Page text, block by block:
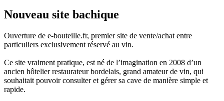
Nouveau site bachique
Ouverture de e-bouteille.fr, premier site de vente/achat entre
particuliers exclusivement réservé au vin.
Ce site vraiment pratique, est né de l’imagination en 2008 d’un
ancien hôtelier restaurateur bordelais, grand amateur de vin, qui
souhaitait pouvoir consulter et gérer sa cave de manière simple et
rapide.